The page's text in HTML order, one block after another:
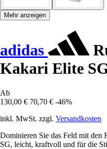
Mehr anzeigen
adidas
Kakari Elite
Ab
130,00 € 70,70 € -46%
inkl. MwSt. zzgl. Versandkosten
Dominieren Sie das Feld mit den
SG, leicht, kraftvoll und für die